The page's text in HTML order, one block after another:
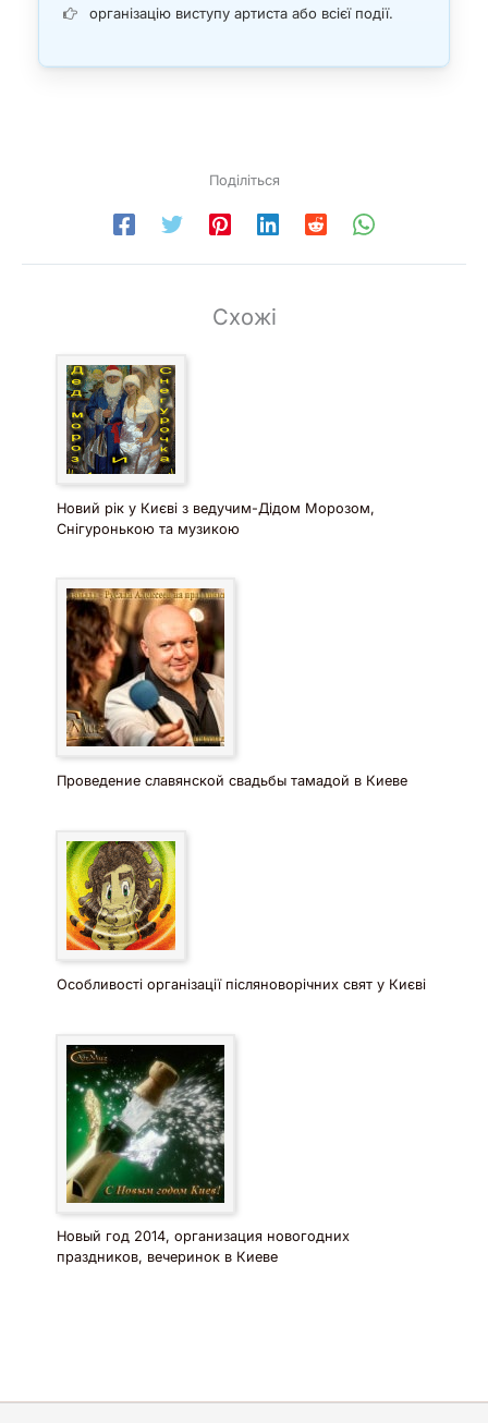
організацію виступу артиста або всієї події.
Поділіться
Схожі
Новий рік у Києві з ведучим-Дідом Морозом,
Снігуронькою та музикою
Проведение славянской свадьбы тамадой в Киеве
Особливості організації післяноворічних свят у Києві
Новый год 2014, организация новогодних
праздников, вечеринок в Киеве